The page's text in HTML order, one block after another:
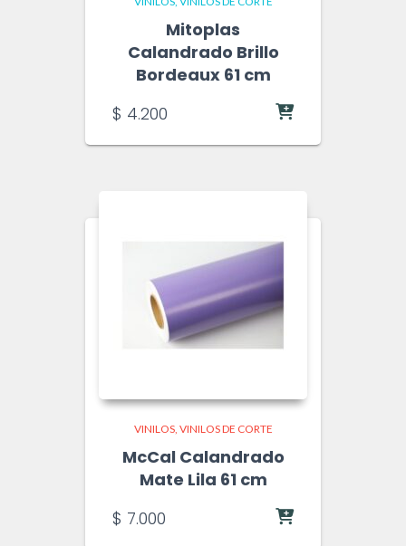
Mitoplas
Calandrado Brillo
Bordeaux 61 cm
$ 4.200
VINILOS VINILOS DE CORTE
McCal Calandrado
Mate Lila 61 cm
$ 7.000